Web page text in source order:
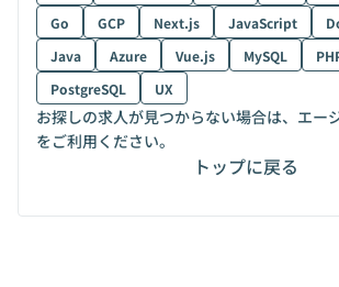
Go
GCP Next.js JavaScript
Java
Azure Vue.js MySQL
PostgreSQL
UX
お探しの求人が見つからない場合は、エー
をご利用ください。
トップに戻る